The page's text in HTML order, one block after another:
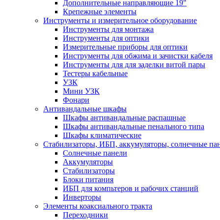
Дополнительные направляющие 19"
Крепежные элементы
Инструменты и измерительное оборудование
Инструменты для монтажа
Инструменты для оптики
Измерительные приборы для оптики
Инструменты для обжима и зачистки кабеля
Инструменты для для заделки витой пары
Тестеры кабельные
УЗК
Мини УЗК
Фонари
Антивандальные шкафы
Шкафы антивандальные распашные
Шкафы антивандальные пенального типа
Шкафы климатические
Стабилизаторы, ИБП, аккумуляторы, солнечные
Солнечные панели
Аккумуляторы
Стабилизаторы
Блоки питания
ИБП для компьтеров и рабочих станций
Инверторы
Элементы коаксиального тракта
Переходники